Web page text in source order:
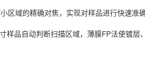
域的精确对焦，实现对样品进行快速准确
样品自动判断扫描区域，薄膜FP法使镀层